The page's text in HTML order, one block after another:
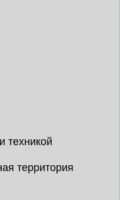
техникой
территория